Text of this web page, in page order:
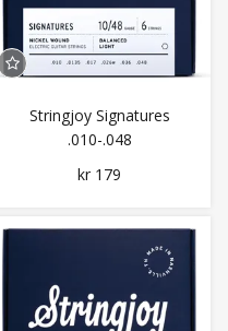
Stringjoy Signatures
.010-.048
kr 179